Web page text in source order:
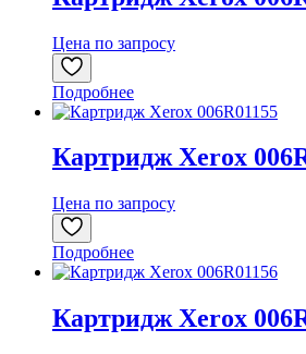
Цена по запросу
Подробнее
Картридж Xerox
Цена по запросу
Подробнее
Картридж Xerox